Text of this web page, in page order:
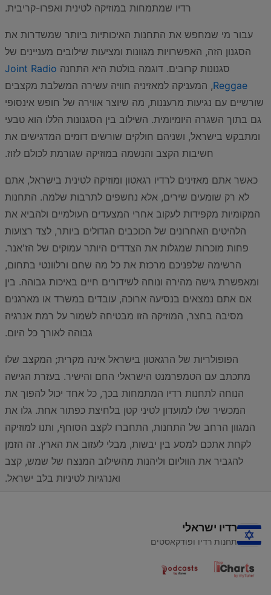
רדיו שמתמחות במוזיקה לטינית ואפרו-קריבית.
עבור מי שמחפש את התחנות האיכותיות ביותר שמשדרות את
הסגנון הזה, האפשרויות מגוונות ומציעות שילובים מעניינים של
סגנונות קרובים. דוגמה בולטת היא התחנה Joint Radio
Reggae, המעניקה למאזיניה חוויה עשירה המשלבת מקצבים
שורשיים עם נגיעות מרעננות, מה שיוצר אווירה של חופש אינסופי
גם בתוך השגרה היומיומית. השילוב בין הסגנונות הללו הוא טבעי
ומתבקש בישראל, ושניהם חולקים שורשים דומים המדגישים את
חשיבות הקצב והנשמה במוזיקה שגורמת לכולם לזוז.
כאשר אתם מאזינים לרדיו רגאטון ומוזיקה לטינית בישראל, אתם
לא רק שומעים שירים, אלא נחשפים לתרבות שלמה. התחנות
המקומיות מקפידות לעקוב אחרי המצעדים העולמיים ולהביא את
הלהיטים האחרונים של הכוכבים הגדולים ביותר, לצד רצועות
פחות מוכרות שמגלות את הצדדים היותר עמוקים של הז'אנר.
הרשימה שלפניכם מרכזת את כל מה שחם ורלוונטי בתחום,
ומאפשרת גישה מהירה ונוחה לשידורים חיים באיכות גבוהה. בין
אם אתם נמצאים בנסיעה ארוכה, עובדים במשרד או מארגנים
מסיבה בחצר, המוזיקה הזו מבטיחה לשמור על רמת אנרגיה
גבוהה לאורך כל היום.
הפופולריות של הרגאטון בישראל אינה מקרית; המקצב שלו
מתכתב עם הטמפרמנט הישראלי החם והישיר. בעזרת הגישה
הנוחה לתחנות רדיו המתמחות בכך, כל אחד יכול להפוך את
המכשיר שלו למועדון לטיני קטן בלחיצת כפתור אחת. גלו את
המגוון הרחב של התחנות, התחברו לקצב הסוחף, ותנו למוזיקה
לקחת אתכם למסע בין יבשות, מבלי לעזוב את הארץ. זה הזמן
להגביר את הווליום וליהנות מהשילוב המנצח של שמש, קצב
ואנרגיות לטיניות בלב ישראל.
רדיו ישראלי
תחנות רדיו ופודקאסטים